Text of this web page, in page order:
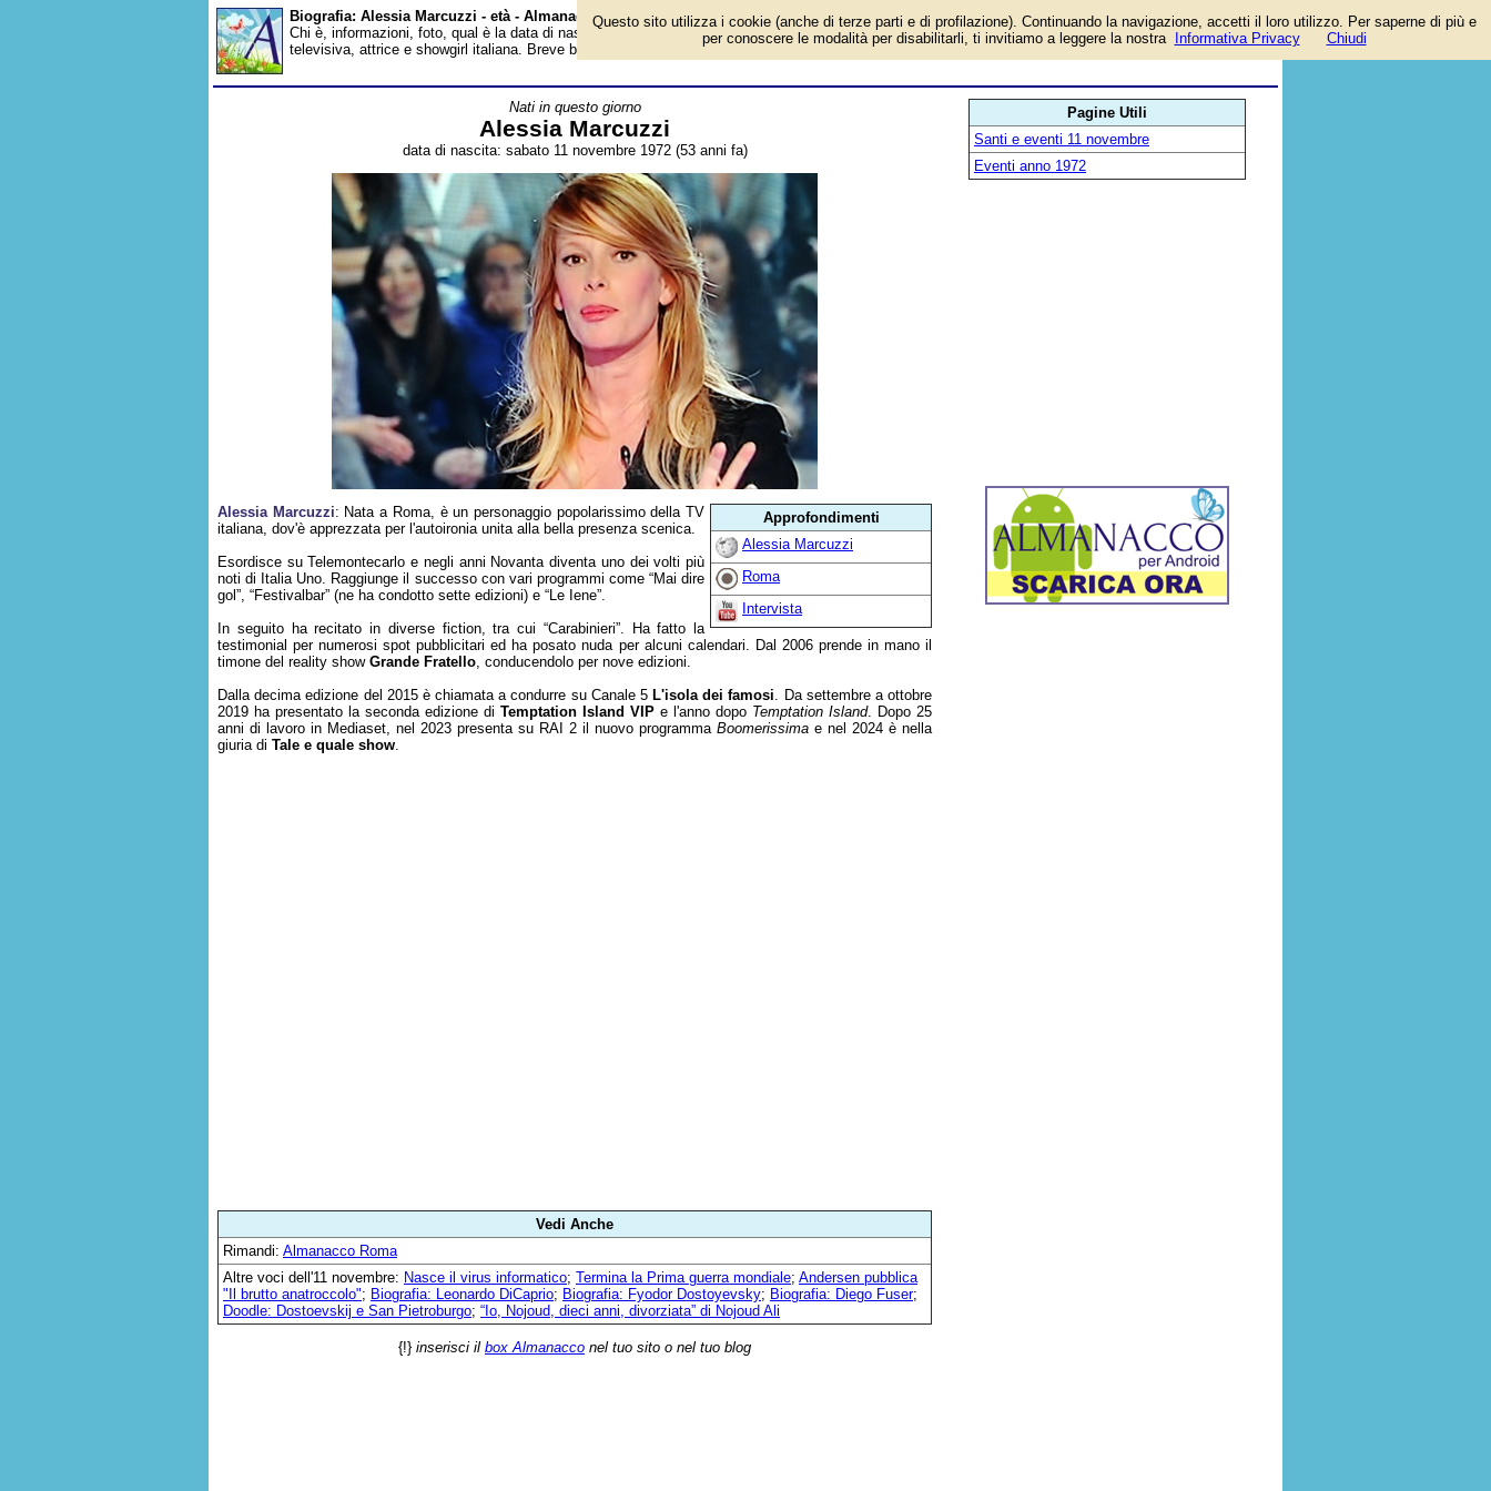
Biografia: Alessia Marcuzzi - età - Almanacco
Chi è, informazioni, foto, qual è la data di nascita, età, dove è nato, cosa ha fatto Alessia Marcuzzi, conduttrice
televisiva, attrice e showgirl italiana. Breve biografia. Voce dell'Almanacco.
Nati in questo giorno
Alessia Marcuzzi
data di nascita: sabato 11 novembre 1972 (53 anni fa)
Approfondimenti
Alessia Marcuzzi
Roma
Intervista
Alessia Marcuzzi: Nata a Roma, è un personaggio popolarissimo della TV
italiana, dov'è apprezzata per l'autoironia unita alla bella presenza scenica.
Esordisce su Telemontecarlo e negli anni Novanta diventa uno dei volti più
noti di Italia Uno. Raggiunge il successo con vari programmi come “Mai dire
gol”, “Festivalbar” (ne ha condotto sette edizioni) e “Le Iene”.
In seguito ha recitato in diverse fiction, tra cui “Carabinieri”. Ha fatto la
testimonial per numerosi spot pubblicitari ed ha posato nuda per alcuni calendari. Dal 2006 prende in mano il
timone del reality show Grande Fratello, conducendolo per nove edizioni.
Dalla decima edizione del 2015 è chiamata a condurre su Canale 5 L'isola dei famosi. Da settembre a ottobre
2019 ha presentato la seconda edizione di Temptation Island VIP e l'anno dopo Temptation Island. Dopo 25
anni di lavoro in Mediaset, nel 2023 presenta su RAI 2 il nuovo programma Boomerissima e nel 2024 è nella
giuria di Tale e quale show.
Vedi Anche
Rimandi: Almanacco Roma
Altre voci dell'11 novembre: Nasce il virus informatico; Termina la Prima guerra mondiale; Andersen pubblica
"Il brutto anatroccolo"; Biografia: Leonardo DiCaprio; Biografia: Fyodor Dostoyevsky; Biografia: Diego Fuser;
Doodle: Dostoevskij e San Pietroburgo; “Io, Nojoud, dieci anni, divorziata” di Nojoud Ali
{!} inserisci il box Almanacco nel tuo sito o nel tuo blog
Pagine Utili
Santi e eventi 11 novembre
Eventi anno 1972
Questo sito utilizza i cookie (anche di terze parti e di profilazione). Continuando la navigazione, accetti il loro utilizzo. Per saperne di più e
per conoscere le modalità per disabilitarli, ti invitiamo a leggere la nostra
Informativa Privacy Chiudi